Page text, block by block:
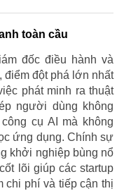
toàn cầu
đốc điều hành và
điểm đột phá lớn nhất
phát minh ra thuật
người dùng không
cụ AI mà không
ứng dụng. Chính sự
khởi nghiệp bùng nổ
lõi giúp các startup
chi phí và tiếp cận thị